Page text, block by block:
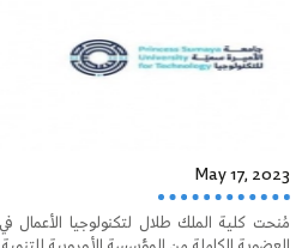
May 17, 2023
مُنحت كلية الملك طلال لتكنولوجيا الأعمال